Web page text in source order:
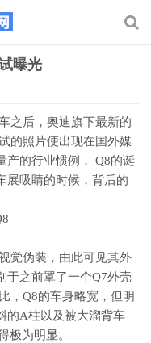
曝光
之后，奥迪旗下最新的
的照片便出现在国外媒
产的行业惯例， Q8的诞
展吸睛的时候，背后的
觉伪装，由此可见其外
于之前罩了一个Q7外壳
，Q8的车身略宽，但明
的A柱以及被大溜背车
极为明显。